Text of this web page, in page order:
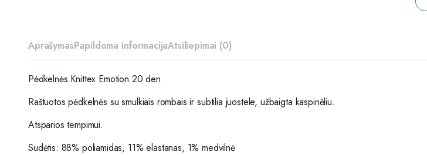
AprašymasPapildoma informacijaAtsiliepimai (0)
Pėdkelnės Knittex Emotion 20 den
Raštuotos pėdkelnės su smulkiais rombais ir subtilia juostele, užbaigta kaspinėliu.
Atsparios tempimui.
Sudėtis: 88% poliamidas, 11% elastanas, 1% medvilnė